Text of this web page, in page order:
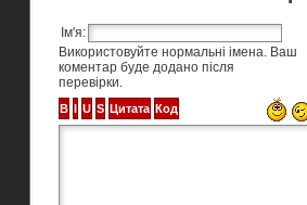
Ім'я:
Використовуйте нормальні імена. Ваш
коментар буде додано після
перевірки.